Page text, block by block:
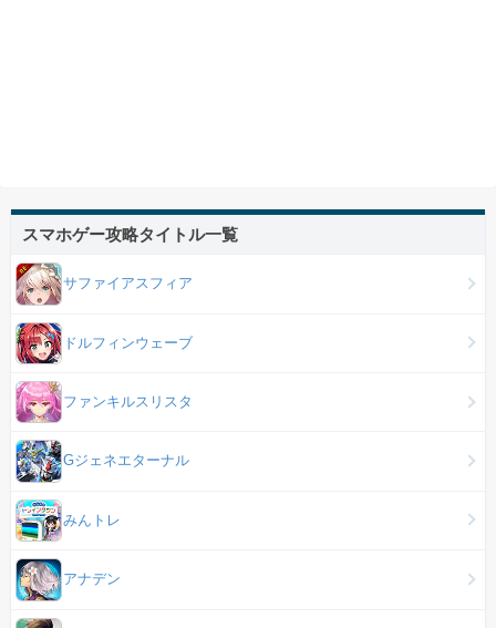
スマホゲー攻略タイトル一覧
サファイアスフィア
ドルフィンウェーブ
ファンキルスリスタ
Gジェネエターナル
みんトレ
アナデン